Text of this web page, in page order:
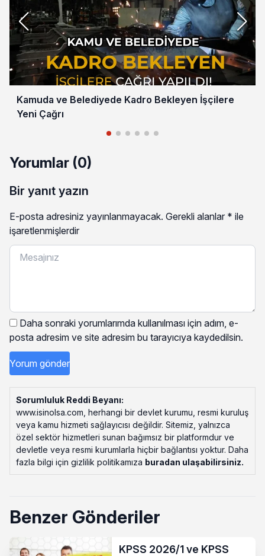
Kamuda ve Belediyede Kadro Bekleyen İşçilere
Yeni Çağrı
Yorumlar (0)
Bir yanıt yazın
E-posta adresiniz yayınlanmayacak. Gerekli alanlar * ile
işaretlenmişlerdir
Daha sonraki yorumlarımda kullanılması için adım, e-
posta adresim ve site adresim bu tarayıcıya kaydedilsin.
Sorumluluk Reddi Beyanı:
www.isinolsa.com, herhangi bir devlet kurumu, resmi kuruluş
veya kamu hizmeti sağlayıcısı değildir. Sitemiz, yalnızca
özel sektör hizmetleri sunan bağımsız bir platformdur ve
devletle veya resmi kurumlarla hiçbir bağlantısı yoktur. Daha
fazla bilgi için gizlilik politikamıza buradan ulaşabilirsiniz.
Benzer Gönderiler
KPSS 2026/1 ve KPSS